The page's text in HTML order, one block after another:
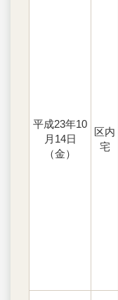
平成23年10
月14日
（金）
区内
宅